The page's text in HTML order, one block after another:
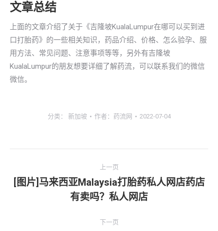
文章总结
上面的文章介绍了关于《吉隆坡KualaLumpur在哪可以买到进
口打胎药》的一些相关知识，药品介绍、价格、怎么验孕、服
用方法、常见问题、注意事项等等，另外有吉隆坡
KualaLumpur的朋友想要详细了解药流，可以联系我们的微信
微信。
分类： 新加坡 作者： 药流网 2022-07-04
章
上一页
一
[图片]马来西亚Malaysia打胎药私人网店药店
有卖吗？私人网店
下一页